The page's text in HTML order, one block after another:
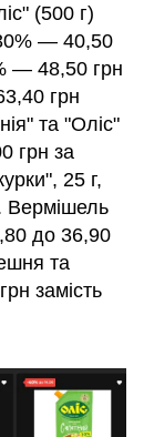
(500 г)
— 40,50
— 48,50 грн
грн
та "Оліс"
грн за
25 г,
Вермішель
до 36,90
та
замість